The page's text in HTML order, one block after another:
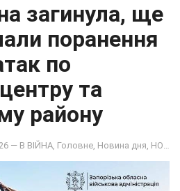
загинула, ще
поранення
по
та
району
— В ВІЙНА Головне Новина дня НОВИНИ